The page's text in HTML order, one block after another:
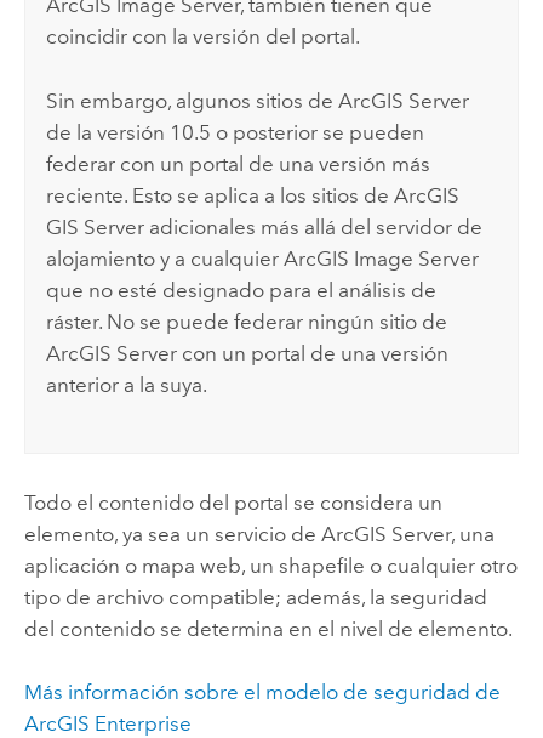
ArcGIS Image Server, también tienen que
coincidir con la versión del portal.
Sin embargo, algunos sitios deArcGIS Server
de la versión 10.5 o posterior se pueden
federar con un portal de una versión más
reciente. Esto se aplica a los sitios deArcGIS
GIS Server adicionales más allá del servidor de
alojamiento y a cualquierArcGIS Image Server
que no esté designado para el análisis de
ráster. No se puede federar ningún sitio de
ArcGIS Server con un portal de una versión
anterior a la suya.
Todo el contenido del portal se considera un
elemento, ya sea un servicio de ArcGIS Server, una
aplicación o mapa web, un shapefile o cualquier otro
tipo de archivo compatible; además, la seguridad
del contenido se determina en el nivel de elemento.
Más información sobre el modelo de seguridad de
ArcGIS Enterprise